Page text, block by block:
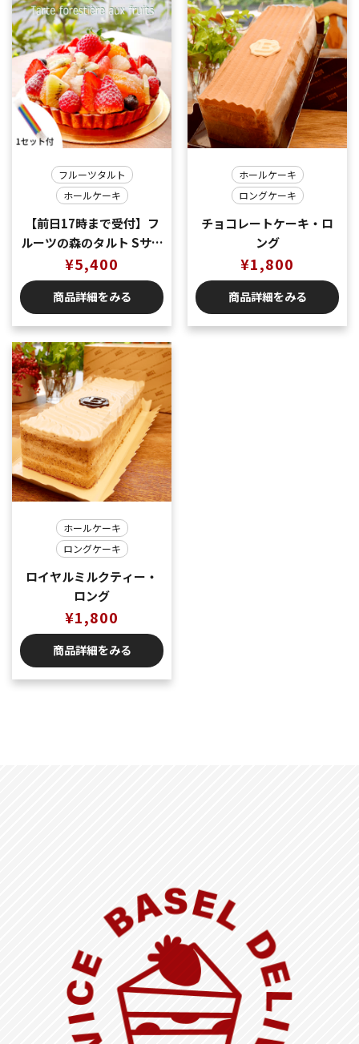
フルーツタルト
ホールケーキ
【前日17時まで受付】フ
ルーツの森のタルト Sサイ
ズ 直径約15cm ４～６名
様用
¥5,400
商品詳細をみる
ホールケーキ
ロングケーキ
チョコレートケーキ・ロ
ング
¥1,800
商品詳細をみる
ホールケーキ
ロングケーキ
ロイヤルミルクティー・
ロング
¥1,800
商品詳細をみる